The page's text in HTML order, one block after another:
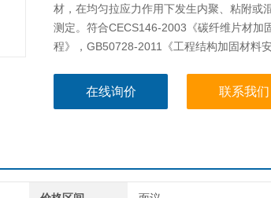
材，在均匀拉应力作用下发生内聚、粘附或
测定。符合CECS146-2003《碳纤维片材加
程》，GB50728-2011《工程结构加固材料
在线询价 联系我们